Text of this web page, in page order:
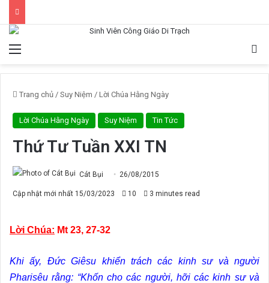
Menu
Trang chủ / Suy Niệm / Lời Chúa Hằng Ngày
Lời Chúa Hằng Ngày Suy Niệm Tin Tức
Thứ Tư Tuần XXI TN
Cát Bụi 26/08/2015
Cập nhật mới nhất 15/03/2023 10 3 minutes read
Lời Chúa: Mt 23, 27-32
Khi ấy, Đức Giêsu khiển trách các kinh sư và người
Pharisêu rằng: “Khốn cho các người, hỡi các kinh sư và